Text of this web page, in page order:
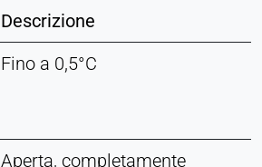
Descrizione
Fino a 0,5°C
Aperta, completamente